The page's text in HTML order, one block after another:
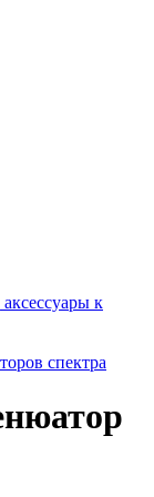
к
спектра